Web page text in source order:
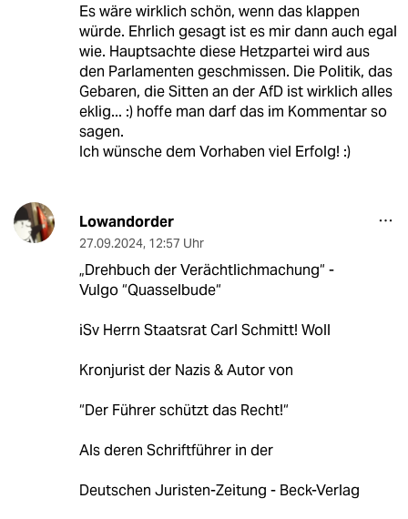
Es wäre wirklich schön, wenn das klappen
würde. Ehrlich gesagt ist es mir dann auch egal
wie. Hauptsachte diese Hetzpartei wird aus
den Parlamenten geschmissen. Die Politik, das
Gebaren, die Sitten an der AfD ist wirklich alles
eklig... :) hoffe man darf das im Kommentar so
sagen.
Ich wünsche dem Vorhaben viel Erfolg! :)
Lowandorder
27.09.2024, 12:57 Uhr
„Drehbuch der Verächtlichmachung“ -
Vulgo “Quasselbude“
iSv Herrn Staatsrat Carl Schmitt! Woll
Kronjurist der Nazis & Autor von
“Der Führer schützt das Recht!“
Als deren Schriftführer in der
Deutschen Juristen-Zeitung - Beck-Verlag